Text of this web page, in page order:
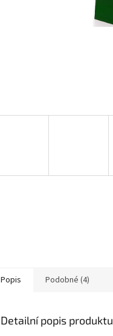
Popis Podobné (4)
Detailní popis produktu